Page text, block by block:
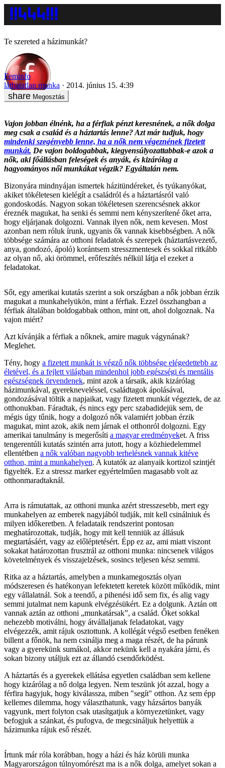
Te szereted a házimunkát?
Feminfo
láthatatlan munka
2014. június 15. 4:39
Megosztás
Vajon jobban élnénk, ha a férfiak pénzt keresnének, a nők dolga
meg csak a család és a háztartás lenne? Azt már tudjuk, hogy
mindenki szegényebb lenne, ha a nők nem végeznének fizetett
munkát. De vajon boldogabbak, kiegyensúlyozattabbak-e azok a
nők, aki főállásban feleségek és anyák, és kizárólag a
hagyományos női munkákat végzik? Egyáltalán nem.
Bizonyára mindnyájan ismertek házitündéreket, és tyúkanyókat,
akiket tökéletesen kielégít a családról és a háztartásról való
gondoskodás. Nagyon sokan tökéletesen szerencsésnek akkor
éreznék magukat, ha senki és semmi nem kényszerítené őket arra,
hogy eljárjanak dolgozni. Vannak ilyen nők, nem kevesen. Most
azonban nem róluk írunk, ugyanis ők vannak kisebbségben. A nők
többsége számára az otthoni feladatok és szerepek (háztartásvezető,
anya, gondozó, ápoló) korántsem stresszmentesek és sokkal ritkább
az olyan nő, aki örömmel, erőfeszítés nélkül látja el ezeket a
feladatokat.
Sőt, egy amerikai kutatás szerint a sok országban a nők jobban érzik
magukat a munkahelyükön, mint a férfiak. Ezzel összhangban a
férfiak általában boldogabbak otthon, mint ott, ahol dolgoznak. Na
vajon miért?
Azt kívánják a férfiak a nőknek, amire maguk vágynának?
Meglehet.
Tény, hogy a fizetett munkát is végző nők többsége elégedettebb az
életével, és a fejlett világban mindenhol jobb egészségi és mentális
egészségnek örvendenek, mint azok a társaik, akik kizárólag
házimunkával, gyerekneveléssel, családtagok ápolásával,
gondozásával töltik a napjaikat, vagy fizetett munkát végeztek, de az
otthonukban. Fáradtak, és nincs egy perc szabadidejük sem, de
mégis úgy tűnik, hogy a dolgozó nők valamiért jobban érzik
magukat, mint azok, akik nem járnak el otthonról dolgozni. Egy
amerikai tanulmány is megerősíti a magyar eredményeket. A friss
tengerentúli kutatás szintén arra jutott, hogy a közhiedelemmel
ellentétben a nők valóban nagyobb terhelésnek vannak kitéve
otthon, mint a munkahelyen. A kutatók az alanyaik kortizol szintjét
figyelték. Ez a stressz marker egyértelműen magasabb volt az
otthonmaradtaknál.
Arra is rámutattak, az otthoni munka azért stresszesebb, mert egy
munkahelyen az emberek nagyjából tudják, mit kell csinálniuk és
milyen időkeretben. A feladataik rendszerint pontosan
meghatározottak, tudják, hogy mit kell tenniük az állásuk
megtartásáért, vagy az előléptetésért. Épp ez az, ami miatt viszont
sokakat határozottan frusztrál az otthoni munka: nincsenek világos
követelmények és visszajelzések, sosincs teljesen kész semmi.
Ritka az a háztartás, amelyben a munkamegosztás olyan
módszeresen és hatékonyan lefektetett keretek között működik, mint
egy vállalatnál. Sok a teendő, a pihenési idő sem fix, és alig vagy
semmi jutalmat nem kapunk elvégzésükért. Ez a dolgunk. Aztán ott
vannak aztán az otthoni „munkatársak”, a család. Őket sokkal
nehezebb motiválni, hogy átvállaljanak feladatokat, vagy
elvégezzék, amit rájuk osztottunk. A kollégát végső esetben fenéken
billent a főnök, ha nem csinálja meg a maga részét, de ha párunk
vagy a gyerekünk sumákol, akkor nekünk kell a nyakára járni, és
sokan bizony utáljuk ezt az állandó csendőrködést.
A háztartás és a gyerekek ellátása egyetlen családban sem kellene
hogy kizárólag a nő dolga legyen. Nem teszünk jót azzal, hogy a
férfira hagyjuk, hogy kiválassza, miben "segít" otthon. Az sem épp
kellemes dilemma, hogy választhatunk, vagy házsártos banyák
vagyunk, mert folyton csak utasítgatjuk a környezetünket, vagy
befogjuk a szánkat, és pufogva, de megcsináljuk helyettük a
házimunka rájuk eső részét.
Írtunk már róla korábban, hogy a házi és ház körüli munka
Magyarországon túlnyomórészt ma is a nők dolga, amelyet sokan a